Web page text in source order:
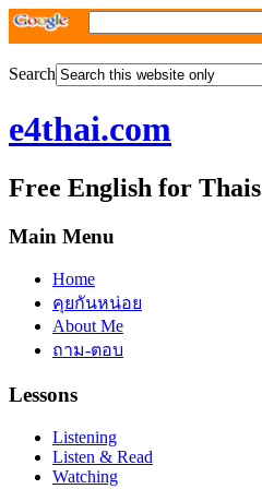
Search
e4thai.com
Free English for Thais
Main Menu
Home
คุยกันหน่อย
About Me
ถาม-ตอบ
Lessons
Listening
Listen & Read
Watching